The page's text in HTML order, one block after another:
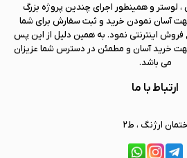
لوستر و همینطور اجرای چندین پروژه بزرگ
، در سال 1402 به جهت آسان نمودن خرید و ثبت سفارش برای شما
اینترنتی نمود. به همین دلیل از این پس
خرید آسان و مطمئن در دسترس شما عزیزان
می باشد.
ارتباط با ما
ارژنگ ، ط2